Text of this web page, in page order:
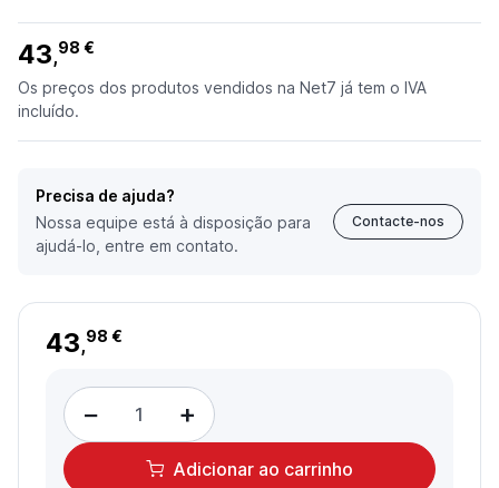
43,98 €
Os preços dos produtos vendidos na Net7 já tem o IVA
incluído.
Precisa de ajuda?
Nossa equipe está à disposição para
ajudá-lo, entre em contato.
Contacte-nos
43,98 €
− +
Adicionar ao carrinho